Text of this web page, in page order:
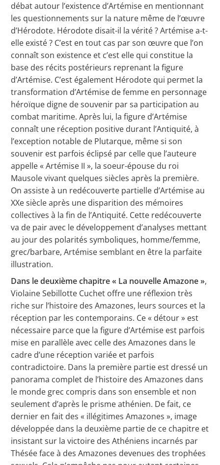
débat autour l’existence d’Artémise en mentionnant
les questionnements sur la nature même de l’œuvre
d’Hérodote. Hérodote disait-il la vérité ? Artémise a-t-
elle existé ? C’est en tout cas par son œuvre que l’on
connaît son existence et c’est elle qui constitue la
base des récits postérieurs reprenant la figure
d’Artémise. C’est également Hérodote qui permet la
transformation d’Artémise de femme en personnage
héroïque digne de souvenir par sa participation au
combat maritime. Après lui, la figure d’Artémise
connaît une réception positive durant l’Antiquité, à
l’exception notable de Plutarque, même si son
souvenir est parfois éclipsé par celle que l’auteure
appelle « Artémise II », la soeur-épouse du roi
Mausole vivant quelques siècles après la première.
On assiste à un redécouverte partielle d’Artémise au
XXe siècle après une disparition des mémoires
collectives à la fin de l’Antiquité. Cette redécouverte
va de pair avec le développement d’analyses mettant
au jour des polarités symboliques, homme/femme,
grec/barbare, Artémise semblant en être la parfaite
illustration.
Dans le deuxième chapitre « La nouvelle Amazone »,
Violaine Sebillotte Cuchet offre une réflexion très
riche sur l’histoire des Amazones, leurs sources et la
réception par les contemporains. Ce « détour » est
nécessaire parce que la figure d’Artémise est parfois
mise en parallèle avec celle des Amazones dans le
cadre d’une réception variée et parfois
contradictoire. Dans la première partie est dressé un
panorama complet de l’histoire des Amazones dans
le monde grec compris dans son ensemble et non
seulement d’après le prisme athénien. De fait, ce
dernier en fait des « illégitimes Amazones », image
développée dans la deuxième partie de ce chapitre et
insistant sur la victoire des Athéniens incarnés par
Thésée face à des Amazones devenues des trophées